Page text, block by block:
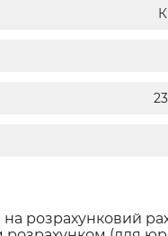
на розрахунковий